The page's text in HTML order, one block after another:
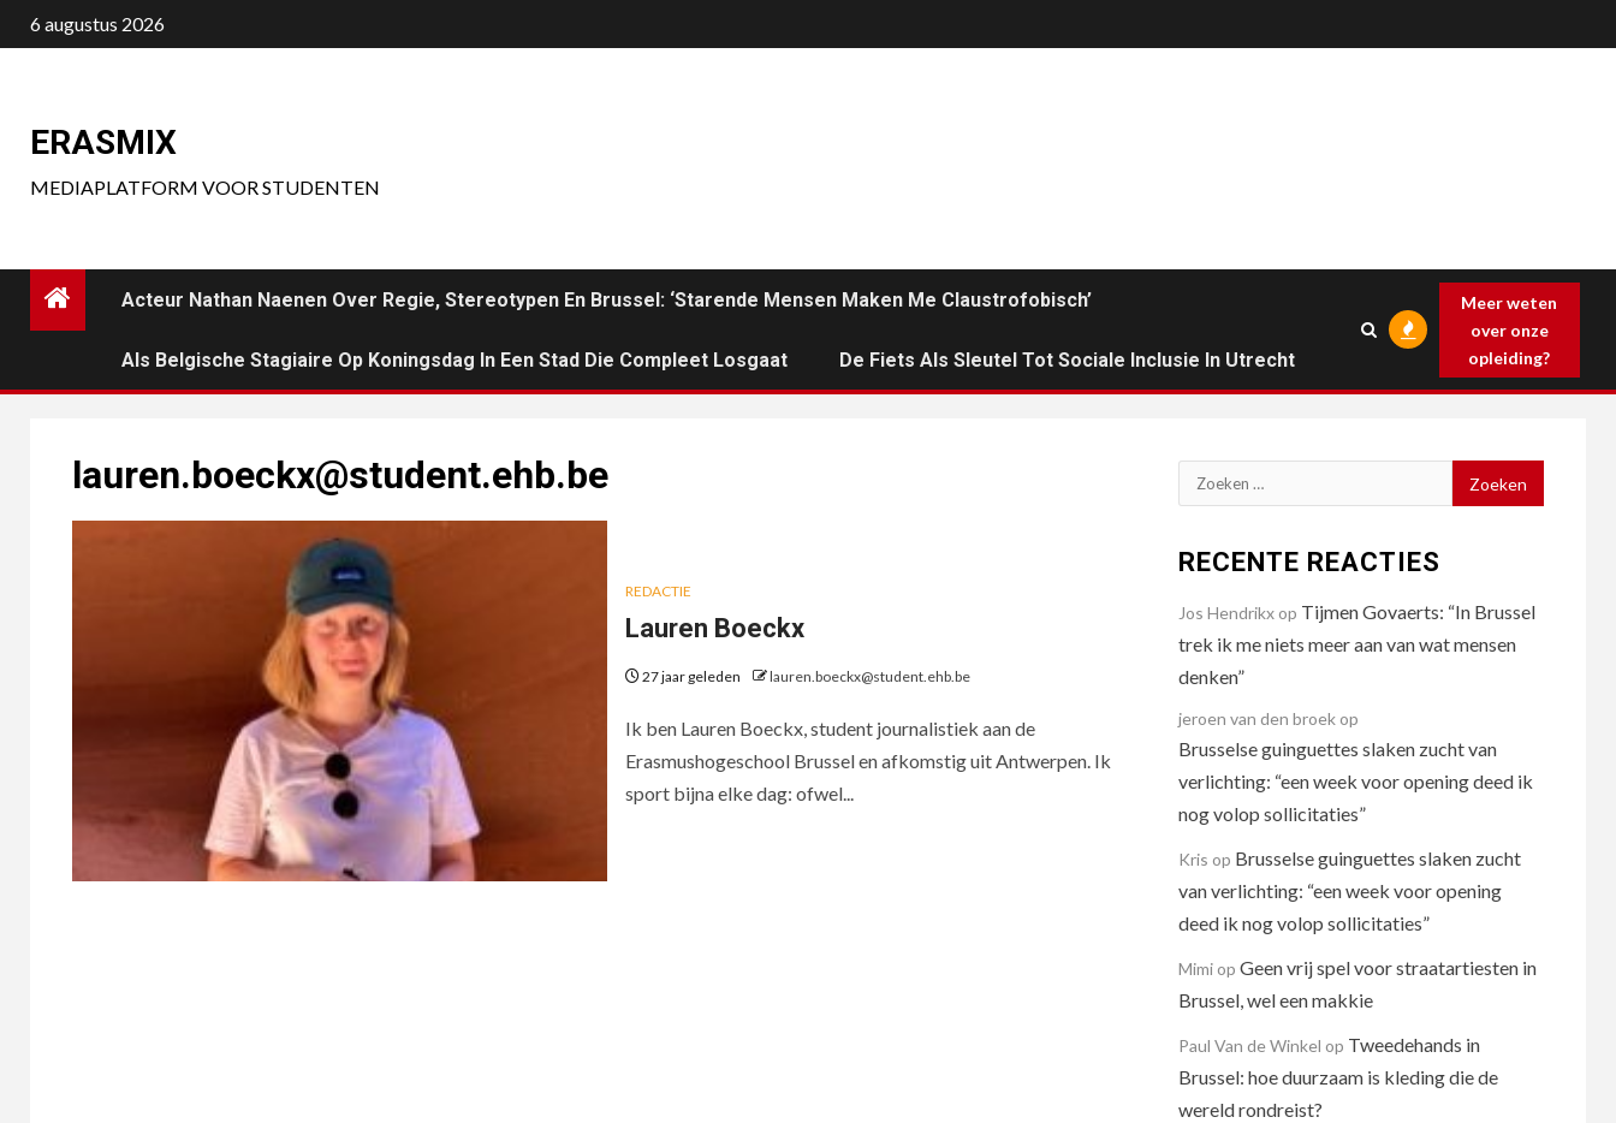
naar
6 augustus 2026
ERASMIX
MEDIAPLATFORM VOOR STUDENTEN
Acteur Nathan Naenen Over Regie, Stereotypen En Brussel: ‘Starende Mensen Maken Me Claustrofobisch’
Als Belgische Stagiaire Op Koningsdag In Een Stad Die Compleet Losgaat De Fiets Als Sleutel Tot Sociale Inclusie In Utrecht
Meer weten
over onze
opleiding?
lauren.boeckx@student.ehb.be
REDACTIE
Lauren Boeckx
27 jaar geleden lauren.boeckx@student.ehb.be
Ik ben Lauren Boeckx, student journalistiek aan de
Erasmushogeschool Brussel en afkomstig uit Antwerpen. Ik
sport bijna elke dag: ofwel...
Zoeken
naar:
RECENTE REACTIES
Jos Hendrikxop Tijmen Govaerts: “In Brussel
trek ik me niets meer aan van wat mensen
denken”
jeroen van den broekop
Brusselse guinguettes slaken zucht van
verlichting: “een week voor opening deed ik
nog volop sollicitaties”
Kris op Brusselse guinguettes slaken zucht
van verlichting: “een week voor opening
deed ik nog volop sollicitaties”
Mimiop Geen vrij spel voor straatartiesten in
Brussel, wel een makkie
Paul Van de Winkel op Tweedehands in
Brussel: hoe duurzaam is kleding die de
wereld rondreist?